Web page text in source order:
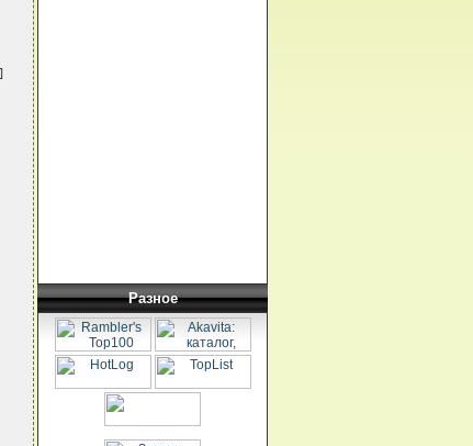
Разное